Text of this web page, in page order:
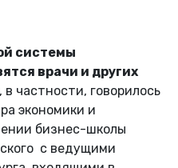
системы
врачи и других
в частности, говорилось
экономики и
бизнес-школы
с ведущими